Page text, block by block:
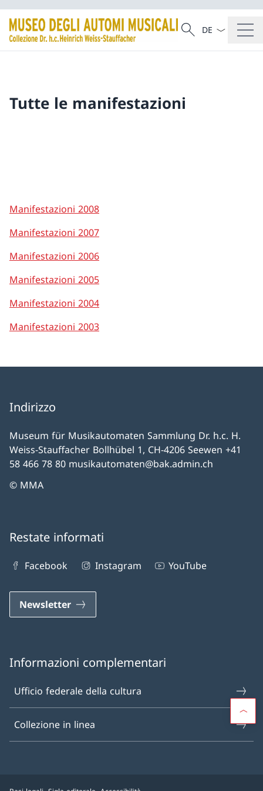
Cercare
Ricerca
Dal menu a
Tutte le manifestazioni
Manifestazioni 2008
Manifestazioni 2007
Manifestazioni 2006
Manifestazioni 2005
Manifestazioni 2004
Manifestazioni 2003
Indirizzo
Museum für Musikautomaten Sammlung Dr. h.c. H.
Weiss-Stauffacher Bollhübel 1, CH-4206 Seewen +41
58 466 78 80 musikautomaten@bak.admin.ch
© MMA
Restate informati
Facebook Instagram YouTube
Newsletter
Informazioni complementari
Ufficio federale della cultura
Collezione in linea